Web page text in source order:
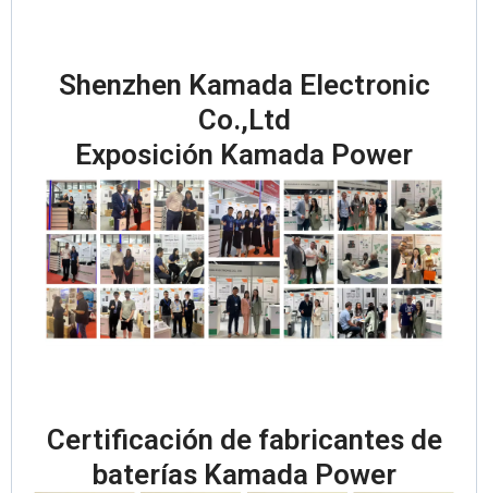
Shenzhen Kamada Electronic
Co.,Ltd
Exposición Kamada Power
Certificación de fabricantes de
baterías Kamada Power